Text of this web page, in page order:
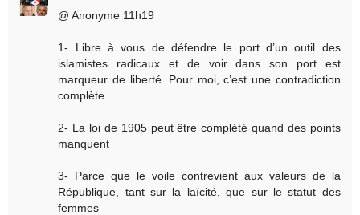
@ Anonyme 11h19
1- Libre à vous de défendre le port d’un outil des
islamistes radicaux et de voir dans son port est
marqueur de liberté. Pour moi, c’est une contradiction
complète
2- La loi de 1905 peut être complété quand des points
manquent
3- Parce que le voile contrevient aux valeurs de la
République, tant sur la laïcité, que sur le statut des
femmes